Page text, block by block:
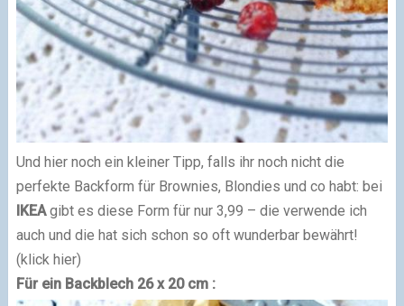
Und hier noch ein kleiner Tipp, falls ihr noch nicht die
perfekte Backform für Brownies, Blondies und co habt: bei
IKEAgibt es diese Form für nur 3,99 – die verwende ich
auch und die hat sich schon so oft wunderbar bewährt!
(klick hier)
Für ein Backblech 26 x 20 cm :